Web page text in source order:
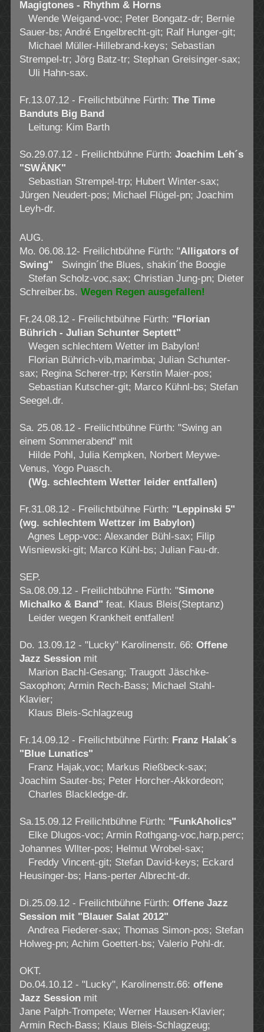
Magigtones - Rhythm & Horns
Wende Weigand-voc; Peter Bongatz-dr; Bernie
Sauer-bs; André Engelbrecht-git; Ralf Hunger-git;
Michael Müller-Hillebrand-keys; Sebastian
Strempel-tr; Jörg Batz-tr; Stephan Greisinger-sax;
Uli Hahn-sax.
Fr.13.07.12 - Freilichtbühne Fürth: The Time
Banduts Big Band
Leitung: Kim Barth
So.29.07.12 - Freilichtbühne Fürth: Joachim Leh´s
"SWÄNK"
Sebastian Strempel-trp; Hubert Winter-sax;
Jürgen Neudert-pos; Michael Flügel-pn; Joachim
Leyh-dr.
AUG.
Mo. 06.08.12- Freilichtbühne Fürth: "Alligators of
Swing"
Swingin´the Blues, shakin´the Boogie
Stefan Scholz-voc,sax; Christian Jung-pn; Dieter
Schreiber.bs. Wegen Regen ausgefallen!
Fr.24.08.12 - Freilichtbühne Fürth: "Florian
Bührich - Julian Schunter Septett"
Wegen schlechtem Wetter im Babylon!
Florian Bührich-vib,marimba; Julian Schunter-
sax; Regina Scherer-trp; Kerstin Maier-pos;
Sebastian Kutscher-git; Marco Kühnl-bs; Stefan
Seegel.dr.
Sa. 25.08.12 - Freilichtbühne Fürth: "Swing an
einem Sommerabend" mit
Hilde Pohl, Julia Kempken, Norbert Meywe-
Venus, Yogo Puasch.
(Wg. schlechtem Wetter leider entfallen)
Fr.31.08.12 - Freilichtbühne Fürth: "Leppinski 5"
(wg. schlechtem Wettzer im Babylon)
Agnes Lepp-voc: Alexander Bühl-sax; Filip
Wisniewski-git; Marco Kühl-bs; Julian Fau-dr.
SEP.
Sa.08.09.12 - Freilichtbühne Fürth: "Simone
Michalko & Band" feat. Klaus Bleis(Steptanz)
Leider wegen Krankheit entfallen!
Do. 13.09.12 - "Lucky" Karolinenstr. 66: Offene
Jazz Sessionmit
Marion Bachl-Gesang; Traugott Jäschke-
Saxophon; Armin Rech-Bass; Michael Stahl-
Klavier;
Klaus Bleis-Schlagzeug
Fr.14.09.12 - Freilichtbühne Fürth: Franz Halak´s
"Blue Lunatics"
Franz Hajak,voc; Markus Rießbeck-sax;
Joachim Sauter-bs; Peter Horcher-Akkordeon;
Charles Blackledge-dr.
Sa.15.09.12 Freilichtbühne Fürth: "FunkAholics"
Elke Dlugos-voc; Armin Rothgang-voc,harp,perc;
Johannes Wllter-pos; Helmut Wrobel-sax;
Freddy Vincent-git; Stefan David-keys; Eckard
Heusinger-bs; Hans-perter Albrecht-dr.
Di.25.09.12 - Freilichtbühne Fürth: Offene Jazz
Session mit "Blauer Salat 2012"
Andrea Fiederer-sax; Thomas Simon-pos; Stefan
Holweg-pn; Achim Goettert-bs; Valerio Pohl-dr.
OKT.
Do.04.10.12 - "Lucky", Karolinenstr.66: offene
Jazz Sessionmit
Jane Palph-Trompete; Werner Hausen-Klavier;
Armin Rech-Bass; Klaus Bleis-Schlagzeug;